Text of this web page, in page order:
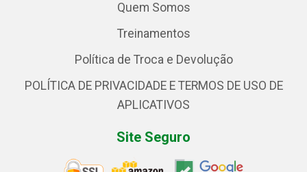
Quem Somos
Treinamentos
Política de Troca e Devolução
POLÍTICA DE PRIVACIDADE E TERMOS DE USO DE
APLICATIVOS
Site Seguro